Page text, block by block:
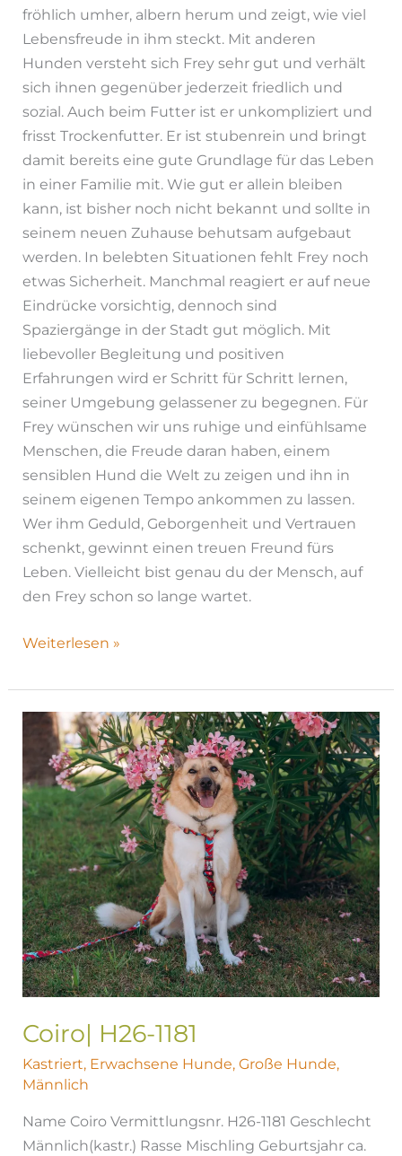
fröhlich umher, albern herum und zeigt, wie viel
Lebensfreude in ihm steckt. Mit anderen
Hunden versteht sich Frey sehr gut und verhält
sich ihnen gegenüber jederzeit friedlich und
sozial. Auch beim Futter ist er unkompliziert und
frisst Trockenfutter. Er ist stubenrein und bringt
damit bereits eine gute Grundlage für das Leben
in einer Familie mit. Wie gut er allein bleiben
kann, ist bisher noch nicht bekannt und sollte in
seinem neuen Zuhause behutsam aufgebaut
werden. In belebten Situationen fehlt Frey noch
etwas Sicherheit. Manchmal reagiert er auf neue
Eindrücke vorsichtig, dennoch sind
Spaziergänge in der Stadt gut möglich. Mit
liebevoller Begleitung und positiven
Erfahrungen wird er Schritt für Schritt lernen,
seiner Umgebung gelassener zu begegnen. Für
Frey wünschen wir uns ruhige und einfühlsame
Menschen, die Freude daran haben, einem
sensiblen Hund die Welt zu zeigen und ihn in
seinem eigenen Tempo ankommen zu lassen.
Wer ihm Geduld, Geborgenheit und Vertrauen
schenkt, gewinnt einen treuen Freund fürs
Leben. Vielleicht bist genau du der Mensch, auf
den Frey schon so lange wartet.
Weiterlesen »
Coiro| H26-1181
Kastriert, Erwachsene Hunde,Große Hunde,
Männlich
Name Coiro Vermittlungsnr. H26-1181 Geschlecht
Männlich(kastr.) Rasse Mischling Geburtsjahr ca.
Coiro|